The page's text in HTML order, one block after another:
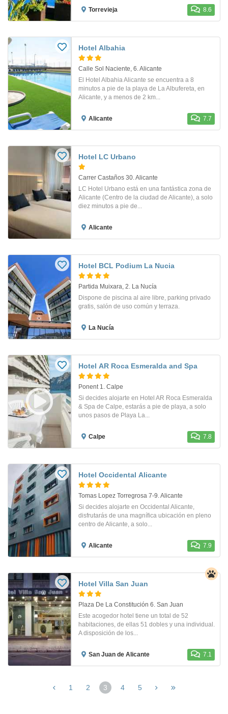
Torrevieja 8.6
Hotel Albahia
Calle Sol Naciente, 6. Alicante
El Hotel Albahia Alicante se encuentra a 8
minutos a pie de la playa de La Albufereta, en
Alicante, y a menos de 2 km...
Alicante 7.7
Hotel LC Urbano
Carrer Castaños 30. Alicante
LC Hotel Urbano está en una fantástica zona de
Alicante (Centro de la ciudad de Alicante), a solo
diez minutos a pie de...
Alicante
Hotel BCL Podium La Nucia
Partida Muixara, 2. La Nucía
Dispone de piscina al aire libre, parking privado
gratis, salón de uso común y terraza.
La Nucía
Hotel AR Roca Esmeralda and Spa
Ponent 1. Calpe
Si decides alojarte en Hotel AR Roca Esmeralda
& Spa de Calpe, estarás a pie de playa, a solo
unos pasos de Playa La...
Calpe 7.8
Hotel Occidental Alicante
Tomas Lopez Torregrosa 7-9. Alicante
Si decides alojarte en Occidental Alicante,
disfrutarás de una magnífica ubicación en pleno
centro de Alicante, a solo...
Alicante 7.9
Hotel Villa San Juan
Plaza De La Constitución 6. San Juan
Este acogedor hotel tiene un total de 52
habitaciones, de ellas 51 dobles y una individual.
A disposición de los...
San Juan de Alicante 7.1
1 2 3
(página
4 5